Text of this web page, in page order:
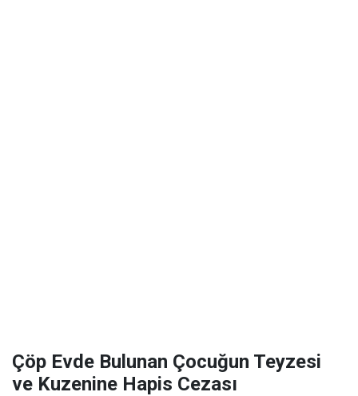
Çöp Evde Bulunan Çocuğun Teyzesi
ve Kuzenine Hapis Cezası